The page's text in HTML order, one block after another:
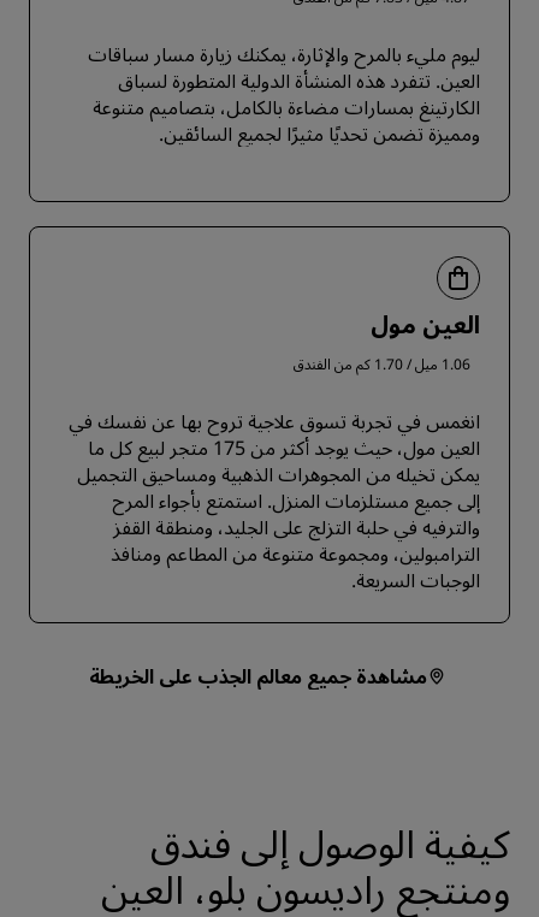
ليوم مليء بالمرح والإثارة، يمكنك زيارة مسار سباقات
العين. تتفرد هذه المنشأة الدولية المتطورة لسباق
الكارتينغ بمسارات مضاءة بالكامل، بتصاميم متنوعة
ومميزة تضمن تحديًا مثيرًا لجميع السائقين.
العين مول
1.06 ميل / 1.70 كم من الفندق
انغمس في تجربة تسوق علاجية تروح بها عن نفسك في
العين مول، حيث يوجد أكثر من 175 متجر لبيع كل ما
يمكن تخيله من المجوهرات الذهبية ومساحيق التجميل
إلى جميع مستلزمات المنزل. استمتع بأجواء المرح
والترفيه في حلبة التزلج على الجليد، ومنطقة القفز
الترامبولين، ومجموعة متنوعة من المطاعم ومنافذ
الوجبات السريعة.
مشاهدة جميع معالم الجذب على الخريطة
كيفية الوصول إلى فندق
ومنتجع راديسون بلو، العين